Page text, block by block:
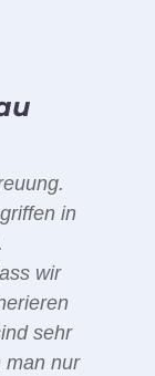
in
wir
sehr
man nur